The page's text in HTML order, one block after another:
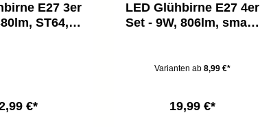
E27 3er
ST64,
€*
LED Glühbirne E27 4er
Set - 9W, 806lm, smart,
Varianten ab 8,99 €*
19,99 €*